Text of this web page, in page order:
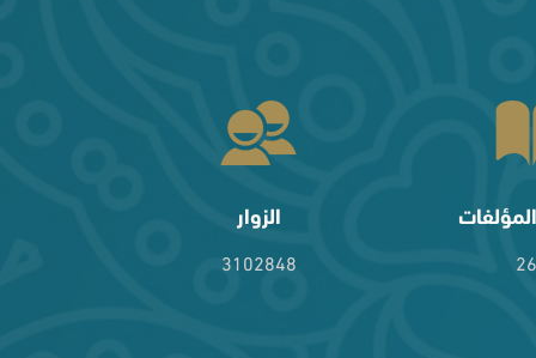
الزوار
3102848